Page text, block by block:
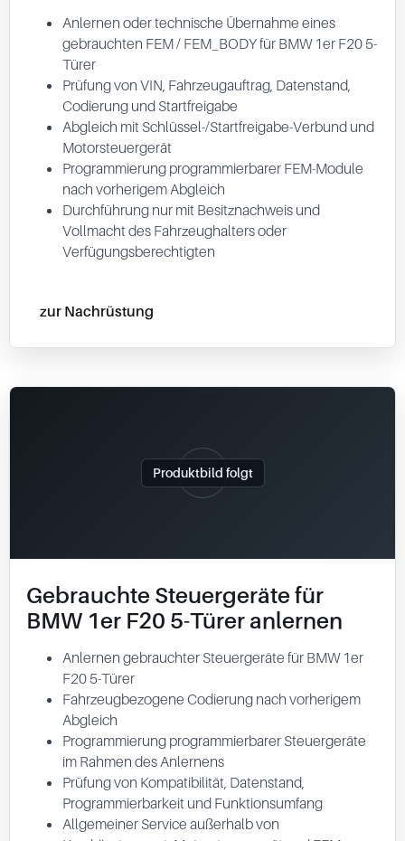
Anlernen oder technische Übernahme eines
gebrauchten FEM / FEM_BODY für BMW 1er F20 5-
Türer
Prüfung von VIN, Fahrzeugauftrag, Datenstand,
Codierung und Startfreigabe
Abgleich mit Schlüssel-/Startfreigabe-Verbund und
Motorsteuergerät
Programmierung programmierbarer FEM-Module
nach vorherigem Abgleich
Durchführung nur mit Besitznachweis und
Vollmacht des Fahrzeughalters oder
Verfügungsberechtigten
zur Nachrüstung
Produktbild folgt
Gebrauchte Steuergeräte für
BMW 1er F20 5-Türer anlernen
Anlernen gebrauchter Steuergeräte für BMW 1er
F20 5-Türer
Fahrzeugbezogene Codierung nach vorherigem
Abgleich
Programmierung programmierbarer Steuergeräte
im Rahmen des Anlernens
Prüfung von Kompatibilität, Datenstand,
Programmierbarkeit und Funktionsumfang
Allgemeiner Service außerhalb von